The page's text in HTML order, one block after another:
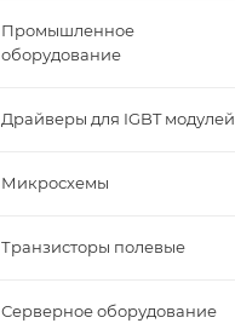
Промышленное
оборудование
Драйверы для IGBT модулей
Микросхемы
Транзисторы полевые
Серверное оборудование